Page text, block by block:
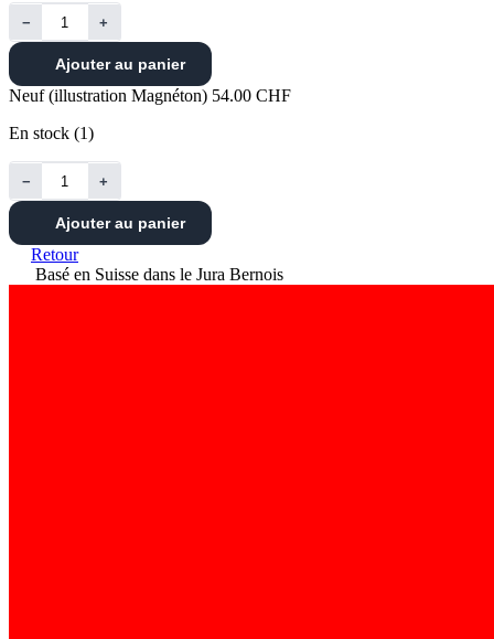
− +
Ajouter au panier
Neuf (illustration Magnéton) 54.00 CHF
En stock (1)
− +
Ajouter au panier
Retour
Basé en Suisse dans le Jura Bernois